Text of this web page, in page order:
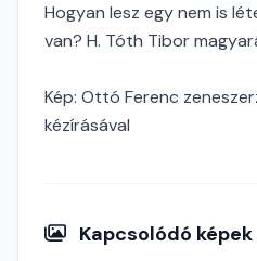
Hogyan lesz egy nem is
van? H. Tóth Tibor
Kép: Ottó Ferenc
kézírásával
Kapcsolódó képek